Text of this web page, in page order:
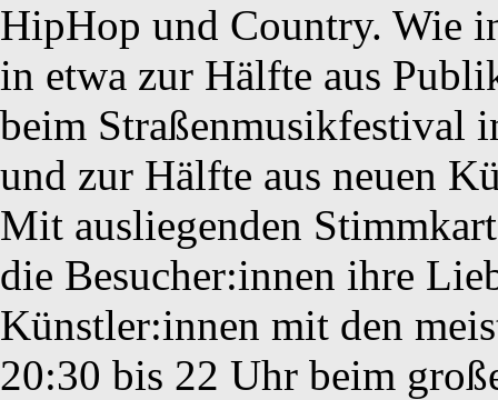
HipHop und Country. Wie
in etwa zur Hälfte aus
beim Straßenmusikfestival
und zur Hälfte aus neuen
Mit ausliegenden
die Besucher:innen ihre
Künstler:innen mit den
20:30 bis 22 Uhr beim